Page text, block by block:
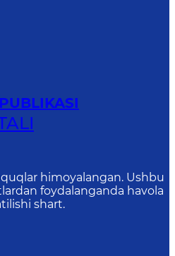
himoyalangan. Ushbu
foydalanganda havola
shart.